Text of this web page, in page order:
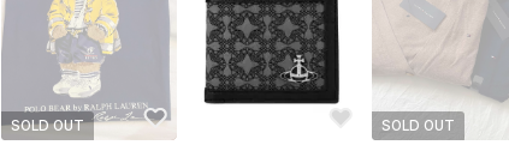
SOLD OUT
SOLD OUT